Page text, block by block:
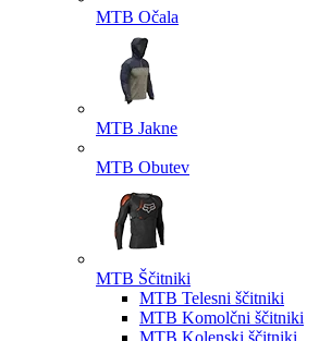
MTB Očala
MTB Jakne
MTB Obutev
MTB Ščitniki
MTB Telesni ščitniki
MTB Komolčni ščitniki
MTB Kolenski ščitniki